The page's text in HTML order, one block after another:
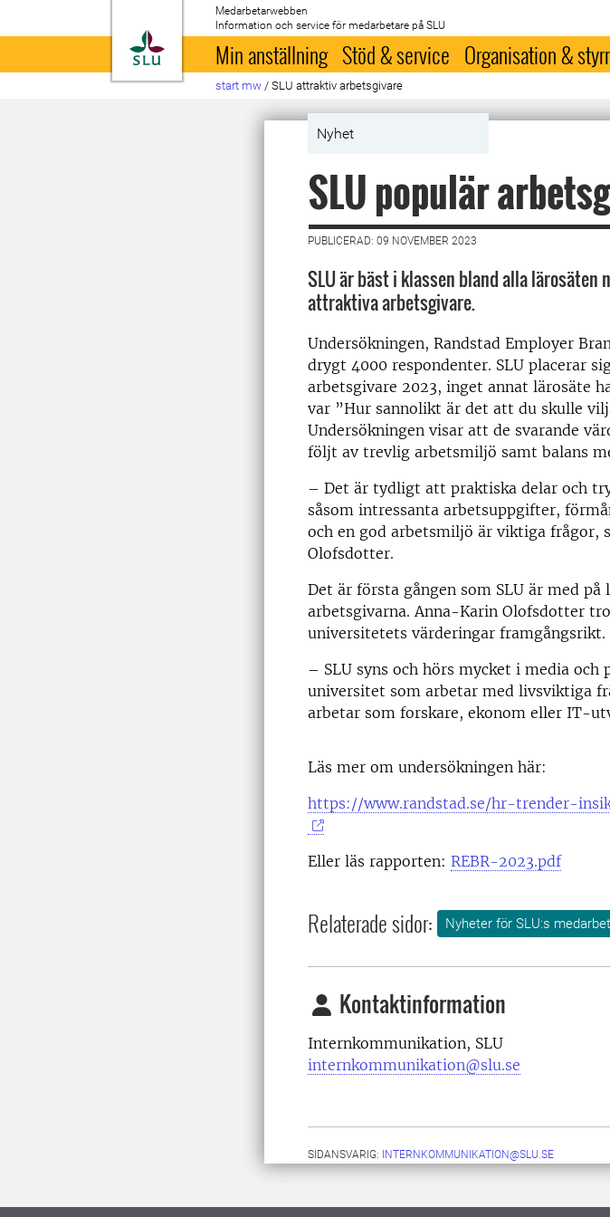
Till startsida
Medarbetarwebben
Information och service för medarbetare på SLU
Min anställning Stöd & service Organisation &
start mw / SLU attraktiv arbetsgivare
Nyhet
SLU populär
PUBLICERAD: 09 NOVEMBER 2023
SLU är bäst i klassen bland alla
attraktiva arbetsgivare.
Undersökningen, Randstad Employer
drygt 4000 respondenter. SLU placerar
arbetsgivare 2023, inget annat lärosäte
var ”Hur sannolikt är det att du skulle
Undersökningen visar att de svarande
följt av trevlig arbetsmiljö samt balans
– Det är tydligt att praktiska delar och
såsom intressanta arbetsuppgifter,
och en god arbetsmiljö är viktiga frågor,
Olofsdotter.
Det är första gången som SLU är med
arbetsgivarna. Anna-Karin Olofsdotter
universitetets värderingar framgångsrikt.
– SLU syns och hörs mycket i media
universitet som arbetar med livsviktiga
arbetar som forskare, ekonom eller IT-
Läs mer om undersökningen här:
https://www.randstad.se/hr-trender-
Eller läs rapporten: REBR-2023.pdf
Relaterade sidor: Nyheter för SLU:s
Kontaktinformation
Internkommunikation, SLU
internkommunikation@slu.se
SIDANSVARIG: INTERNKOMMUNIKATION@SLU.SE